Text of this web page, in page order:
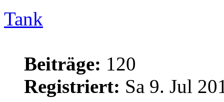
Tank
Beiträge: 120
Registriert: Sa 9. Jul